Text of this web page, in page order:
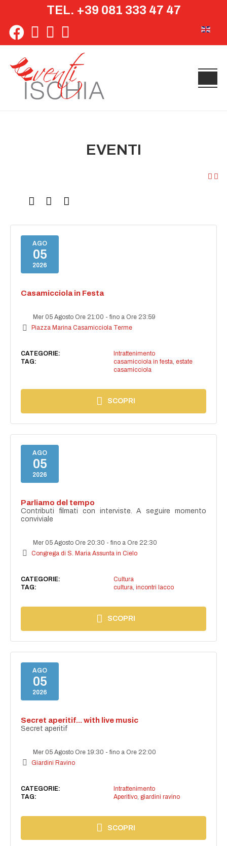
TEL. +39 081 333 47 47
EVENTI
AGO
05
2026
Casamicciola in Festa
Mer 05 Agosto Ore 21:00 -fino a Ore 23:59
Piazza Marina Casamicciola Terme
CATEGORIE:
Intrattenimento
TAG:
casamicciola in festa, estate
casamicciola
SCOPRI
AGO
05
2026
Parliamo del tempo
Contributi filmati con interviste. A seguire momento
conviviale
Mer 05 Agosto Ore 20:30 -fino a Ore 22:30
Congrega di S. Maria Assunta in Cielo
CATEGORIE:
Cultura
TAG:
cultura, incontri lacco
SCOPRI
AGO
05
2026
Secret aperitif... with live music
Secret aperitif
Mer 05 Agosto Ore 19:30 -fino a Ore 22:00
Giardini Ravino
CATEGORIE:
Intrattenimento
TAG:
Aperitivo, giardini ravino
SCOPRI